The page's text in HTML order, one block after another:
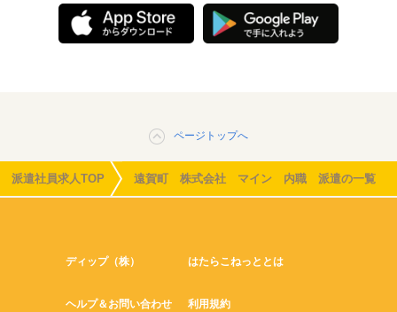
ページトップへ
派遣社員求人TOP 遠賀町 株式会社 マイン 内職 派遣の一覧
ディップ（株） はたらこねっととは
ヘルプ＆お問い合わせ 利用規約